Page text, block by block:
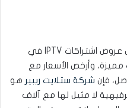
في الختام، إذا كنت تبحث عن أفضل عروض اشتراكات IPTV في
وأرخص الأسعار مع
فإن شركة ستلايت ريبير هو
لا مثيل لها مع آلاف